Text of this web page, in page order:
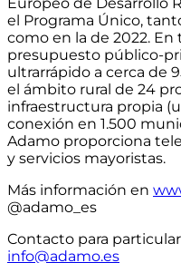
el Programa Único,
como en la de 2022. En
presupuesto público-
ultrarrápido a cerca de
el ámbito rural de 24
infraestructura propia
conexión en 1.500
Adamo proporciona
y servicios mayoristas.
Más información en
@adamo_es
Contacto para
info@adamo.es